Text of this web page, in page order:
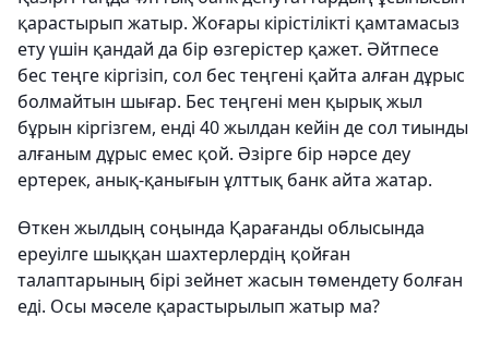
қарастырып жатыр. Жоғары кірістілікті қамтамасыз
ету үшін қандай да бір өзгерістер қажет. Әйтпесе
бес теңге кіргізіп, сол бес теңгені қайта алған дұрыс
болмайтын шығар. Бес теңгені мен қырық жыл
бұрын кіргізгем, енді 40 жылдан кейін де сол тиынды
алғаным дұрыс емес қой. Әзірге бір нәрсе деу
ертерек, анық-қанығын ұлттық банк айта жатар.
Өткен жылдың соңында Қарағанды облысында
ереуілге шыққан шахтерлердің қойған
талаптарының бірі зейнет жасын төмендету болған
еді. Осы мәселе қарастырылып жатыр ма?